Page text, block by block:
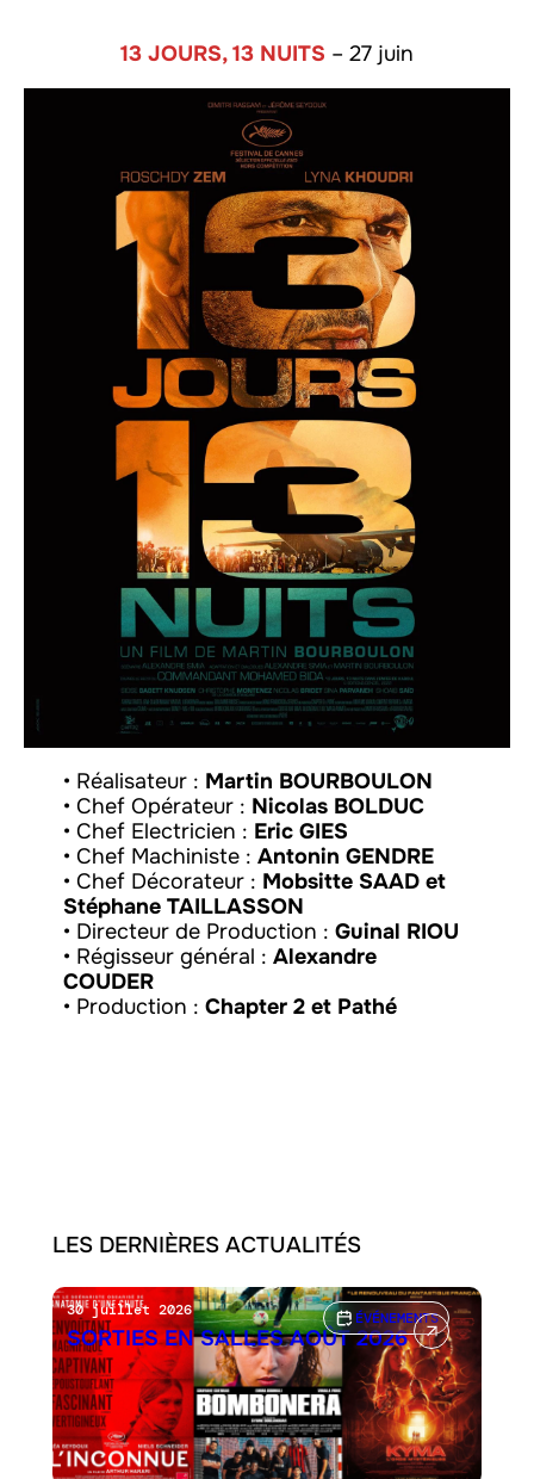
13 JOURS, 13 NUITS – 27 juin
• Réalisateur : Martin BOURBOULON
• Chef Opérateur : Nicolas BOLDUC
• Chef Electricien : Eric GIES
• Chef Machiniste : Antonin GENDRE
• Chef Décorateur : Mobsitte SAAD et
Stéphane TAILLASSON
• Directeur de Production : Guinal RIOU
• Régisseur général : Alexandre
COUDER
• Production : Chapter 2 et Pathé
LES DERNIÈRES ACTUALITÉS
ÉVÉNEMENTS
30 juillet 2026
SORTIES EN SALLES AOÛT 2026